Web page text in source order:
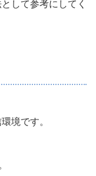
して参考にしてく
境です。